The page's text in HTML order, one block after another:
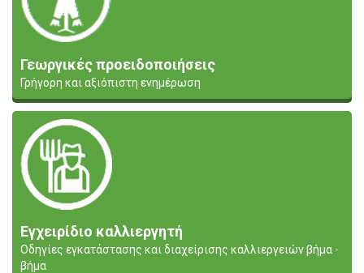
Γεωργικές προειδοποιήσεις
Γρήγορη και αξιόπιστη ενημέρωση
Εγχειρίδιο καλλιεργητή
Οδηγίες εγκατάστασης και διαχείρισης καλλιεργειών βήμα -
βήμα